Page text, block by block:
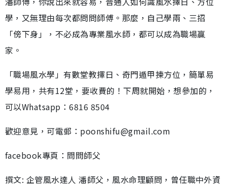
學，又無理由每次都問問師傅。那麼，自己學兩、三招
「傍下身」，不必成為專業風水師，都可以成為職場贏
家。
「職場風水學」有數堂教擇日、奇門遁甲揀方位，簡單易
學易用，共有12堂，要收費的！下周就開始，想參加的，
可以Whatsapp：6816 8504
歡迎意見，可電郵：poonshifu@gmail.com
facebook專頁：問問師父
撰文: 企管風水達人 潘師父，風水命理顧問，曾任職中外資